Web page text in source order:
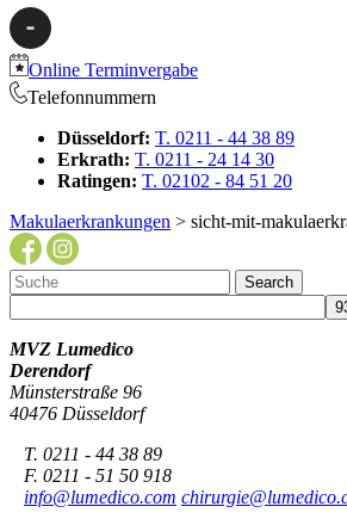
Online Terminvergabe
Telefonnummern
Düsseldorf: T. 0211 - 44 38 89
Erkrath: T. 0211 - 24 14 30
Ratingen: T. 02102 - 84 51 20
Makulaerkrankungen > sicht-mit-
MVZ Lumedico
Derendorf
Münsterstraße 96
40476 Düsseldorf
T. 0211 - 44 38 89
F. 0211 - 51 50 918
info@lumedico.com